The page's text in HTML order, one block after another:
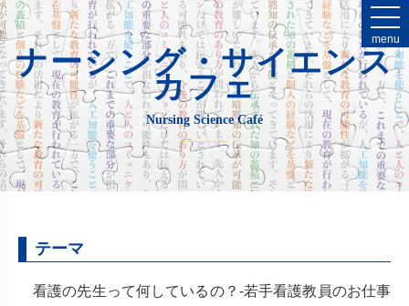
menu
ナーシング・サイエンス
カフェ
Nursing Science Café
テーマ
看護の先生って何しているの？-若手看護教員のお仕事